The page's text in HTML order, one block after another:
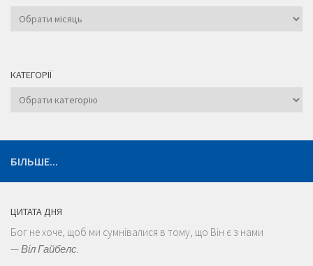
Архіви
КАТЕГОРІЇ
Категорії
БІЛЬШЕ...
ЦИТАТА ДНЯ
Бог не хоче, щоб ми сумнівалися в тому, що Він є з нами
—Віл Гайбелс.